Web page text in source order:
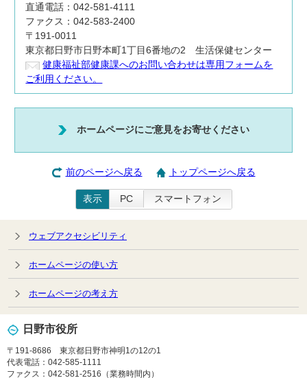
直通電話：042-581-4111
ファクス：042-583-2400
〒191-0011
東京都日野市日野本町1丁目6番地の2 生活保健センター
健康福祉部健康課へのお問い合わせは専用フォームを
ご利用ください。
ホームページにご意見をお寄せください
前のページへ戻る トップページへ戻る
表示 PC スマートフォン
ウェブアクセシビリティ
ホームページの使い方
ホームページの考え方
日野市役所
〒191-8686 東京都日野市神明1の12の1
代表電話：042-585-1111
ファクス：042-581-2516（業務時間内）